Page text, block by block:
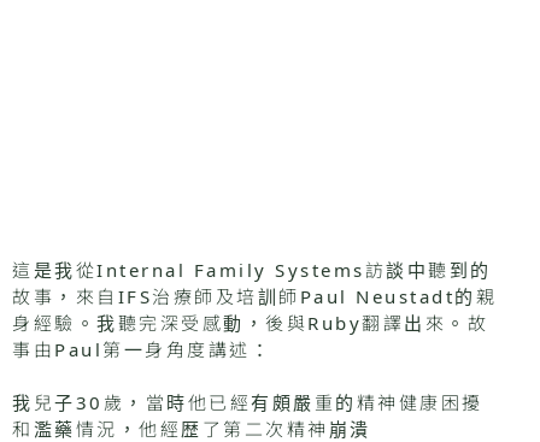
這是我從Internal Family Systems訪談中聽到的
故事，來自IFS治療師及培訓師Paul Neustadt的親
身經驗。我聽完深受感動，後與Ruby翻譯出來。故
事由Paul第一身角度講述：
我兒子30歲，當時他已經有頗嚴重的精神健康困擾
和濫藥情況，他經歴了第二次精神崩潰